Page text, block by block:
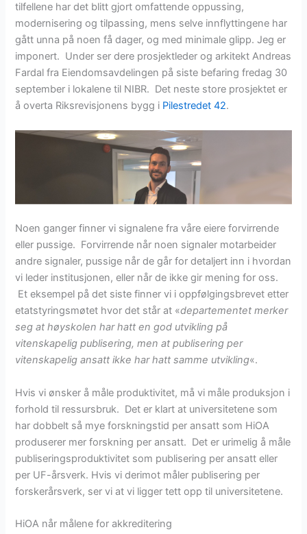
tilfellene har det blitt gjort omfattende oppussing,
modernisering og tilpassing, mens selve innflyttingene har
gått unna på noen få dager, og med minimale glipp. Jeg er
imponert. Under ser dere prosjektleder og arkitekt Andreas
Fardal fra Eiendomsavdelingen på siste befaring fredag 30
september i lokalene til NIBR. Det neste store prosjektet er
å overta Riksrevisjonens bygg i Pilestredet 42.
Noen ganger finner vi signalene fra våre eiere forvirrende
eller pussige. Forvirrende når noen signaler motarbeider
andre signaler, pussige når de går for detaljert inn i hvordan
vi leder institusjonen, eller når de ikke gir mening for oss.
Et eksempel på det siste finner vi i oppfølgingsbrevet etter
etatstyringsmøtet hvor det står at «departementet merker
seg at høyskolen har hatt en god utvikling på
vitenskapelig publisering, men at publisering per
vitenskapelig ansatt ikke har hatt samme utvikling«.
Hvis vi ønsker å måle produktivitet, må vi måle produksjon i
forhold til ressursbruk. Det er klart at universitetene som
har dobbelt så mye forskningstid per ansatt som HiOA
produserer mer forskning per ansatt. Det er urimelig å måle
publiseringsproduktivitet som publisering per ansatt eller
per UF-årsverk. Hvis vi derimot måler publisering per
forskerårsverk, ser vi at vi ligger tett opp til universitetene.
HiOA når målene for akkreditering